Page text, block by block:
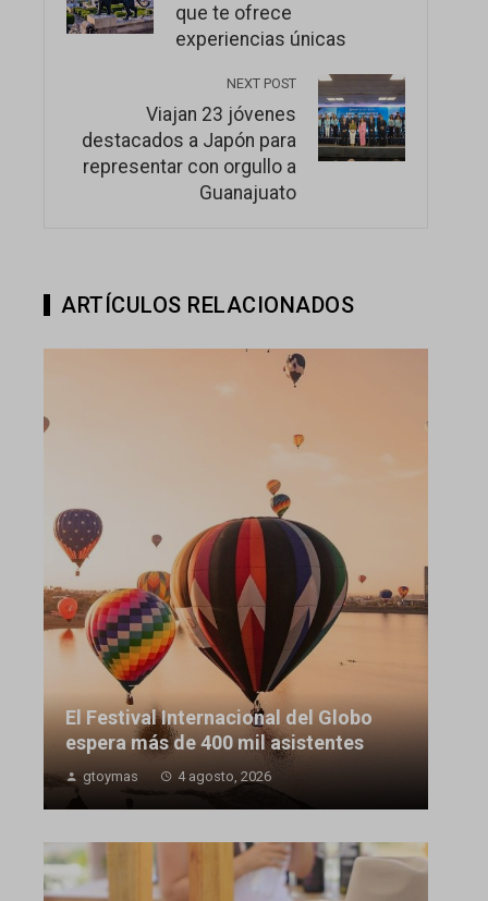
que te ofrece
experiencias únicas
NEXT POST
Viajan 23 jóvenes
destacados a Japón para
representar con orgullo a
Guanajuato
ARTÍCULOS RELACIONADOS
El Festival Internacional del Globo
espera más de 400 mil asistentes
gtoymas 4 agosto, 2026